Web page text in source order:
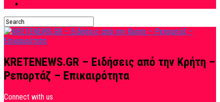
KRETENEWS.GR – Ειδήσεις από την Κρήτη –
Ρεπορτάζ – Επικαιρότητα
Connect with us